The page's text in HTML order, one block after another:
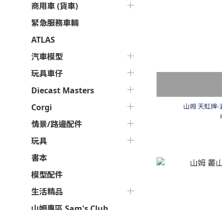
商用車 (貨車)
緊急服務車輛
ATLAS
汽車模型
玩具車仔
Diecast Masters
Corgi
情景/路邊配件
玩具
書本
模型配件
生活精品
山姆 天虹牌-